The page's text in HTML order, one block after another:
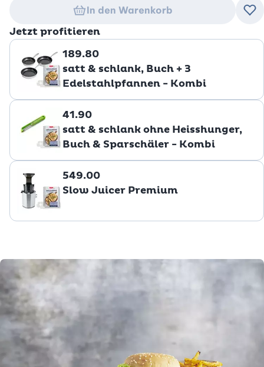
In den Warenkorb
Jetzt profitieren
189.80
satt & schlank, Buch + 3
Edelstahlpfannen - Kombi
41.90
satt & schlank ohne Heisshunger,
Buch & Sparschäler - Kombi
549.00
Slow Juicer Premium